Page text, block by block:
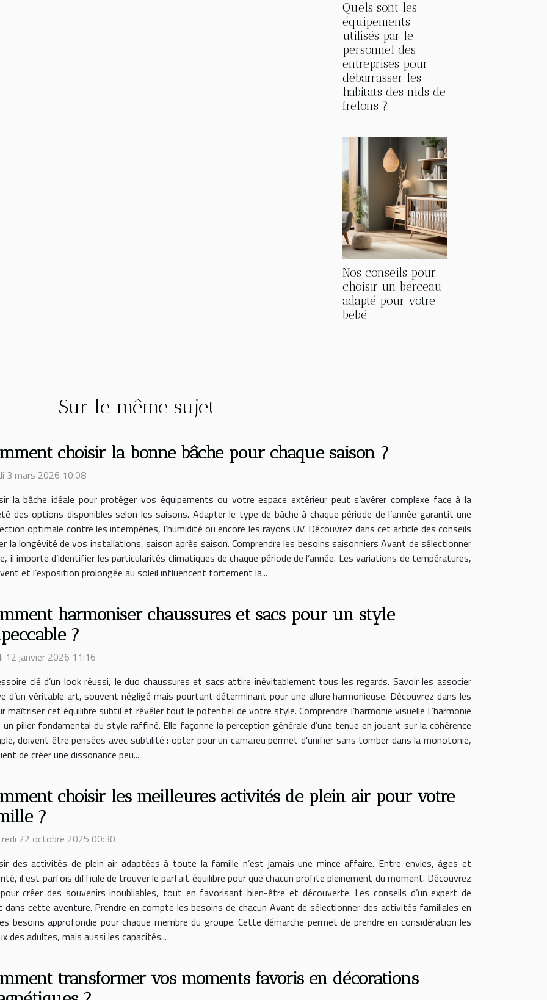
Quels sont les
équipements
utilisés par le
personnel des
entreprises pour
débarrasser les
habitats des nids de
frelons ?
Nos conseils pour
choisir un berceau
adapté pour votre
bébé
Sur le même sujet
choisir la bonne bâche pour chaque saison ?
3 mars 2026 10:08
la bâche idéale pour protéger vos équipements ou votre espace extérieur peut s’avérer complexe face à la
des options disponibles selon les saisons. Adapter le type de bâche à chaque période de l’année garantit une
optimale contre les intempéries, l’humidité ou encore les rayons UV. Découvrez dans cet article des conseils
la longévité de vos installations, saison après saison. Comprendre les besoins saisonniers Avant de sélectionner
il importe d’identifier les particularités climatiques de chaque période de l’année. Les variations de températures,
et l’exposition prolongée au soleil influencent fortement la...
harmoniser chaussures et sacs pour un style
?
12 janvier 2026 11:16
clé d’un look réussi, le duo chaussures et sacs attire inévitablement tous les regards. Savoir les associer
d’un véritable art, souvent négligé mais pourtant déterminant pour une allure harmonieuse. Découvrez dans les
maîtriser cet équilibre subtil et révéler tout le potentiel de votre style. Comprendre l’harmonie visuelle L’harmonie
pilier fondamental du style raffiné. Elle façonne la perception générale d’une tenue en jouant sur la cohérence
doivent être pensées avec subtilité : opter pour un camaïeu permet d’unifier sans tomber dans la monotonie,
de créer une dissonance peu...
choisir les meilleures activités de plein air pour votre
?
22 octobre 2025 00:30
des activités de plein air adaptées à toute la famille n’est jamais une mince affaire. Entre envies, âges et
il est parfois difficile de trouver le parfait équilibre pour que chacun profite pleinement du moment. Découvrez
créer des souvenirs inoubliables, tout en favorisant bien-être et découverte. Les conseils d’un expert de
cette aventure. Prendre en compte les besoins de chacun Avant de sélectionner des activités familiales en
besoins approfondie pour chaque membre du groupe. Cette démarche permet de prendre en considération les
adultes, mais aussi les capacités...
transformer vos moments favoris en décorations